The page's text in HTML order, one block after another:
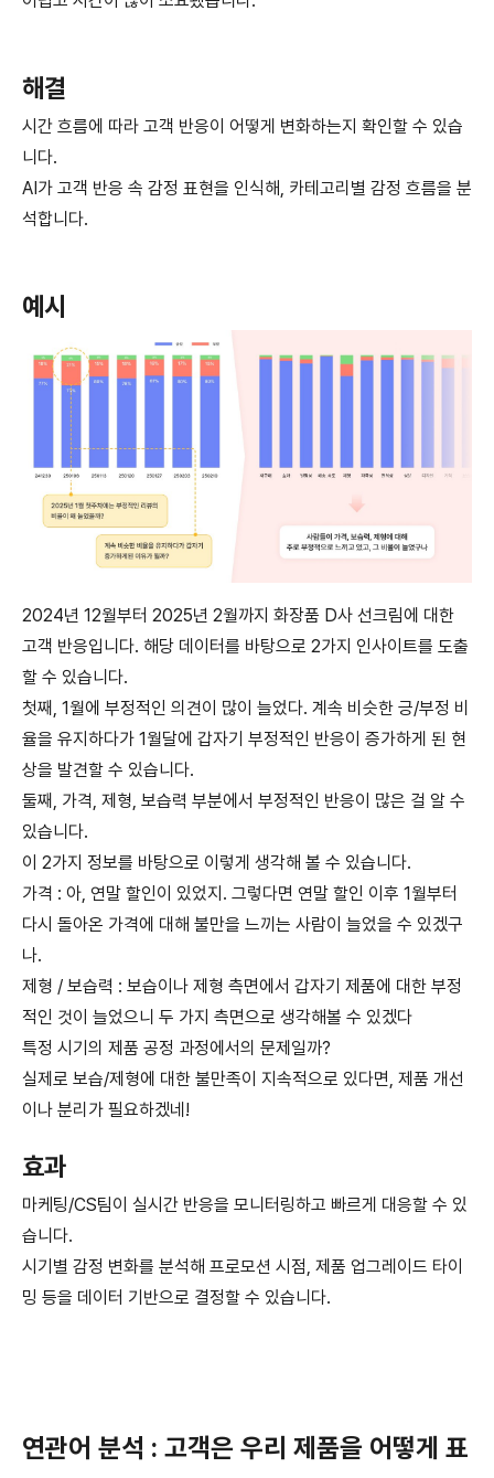
해결
시간 흐름에 따라 고객 반응이 어떻게 변화하는지 확인할 수 있습
니다.
AI가 고객 반응 속 감정 표현을 인식해, 카테고리별 감정 흐름을 분
석합니다.
예시
2024년 12월부터 2025년 2월까지 화장품 D사 선크림에 대한
고객 반응입니다. 해당 데이터를 바탕으로 2가지 인사이트를 도출
할 수 있습니다.
첫째, 1월에 부정적인 의견이 많이 늘었다. 계속 비슷한 긍/부정 비
율을 유지하다가 1월달에 갑자기 부정적인 반응이 증가하게 된 현
상을 발견할 수 있습니다.
둘째, 가격, 제형, 보습력 부분에서 부정적인 반응이 많은 걸 알 수
있습니다.
이 2가지 정보를 바탕으로 이렇게 생각해 볼 수 있습니다.
가격 : 아, 연말 할인이 있었지. 그렇다면 연말 할인 이후 1월부터
다시 돌아온 가격에 대해 불만을 느끼는 사람이 늘었을 수 있겠구
나.
제형 / 보습력 : 보습이나 제형 측면에서 갑자기 제품에 대한 부정
적인 것이 늘었으니 두 가지 측면으로 생각해볼 수 있겠다
특정 시기의 제품 공정 과정에서의 문제일까?
실제로 보습/제형에 대한 불만족이 지속적으로 있다면, 제품 개선
이나 분리가 필요하겠네!
효과
마케팅/CS팀이 실시간 반응을 모니터링하고 빠르게 대응할 수 있
습니다.
시기별 감정 변화를 분석해 프로모션 시점, 제품 업그레이드 타이
밍 등을 데이터 기반으로 결정할 수 있습니다.
연관어 분석 : 고객은 우리 제품을 어떻게 표